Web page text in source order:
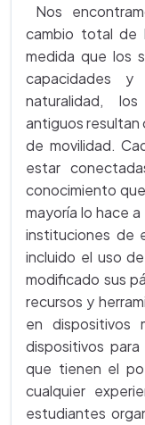
Nos
cambio total de
medida que los
capacidades
naturalidad,
antiguos resultan
de movilidad.
estar
conocimiento
mayoría lo hace
instituciones de
incluido el uso
modificado sus
recursos y
en dispositivos
dispositivos
que tienen el
cualquier
estudiantes